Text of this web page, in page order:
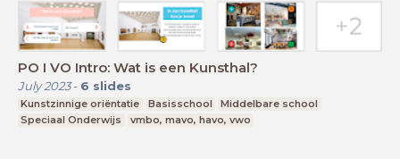
PO I VO Intro: Wat is een Kunsthal?
July 2023- 6 slides
Kunstzinnige oriëntatie Basisschool
Middelbare school
Speciaal Onderwijs
vmbo, mavo, havo, vwo